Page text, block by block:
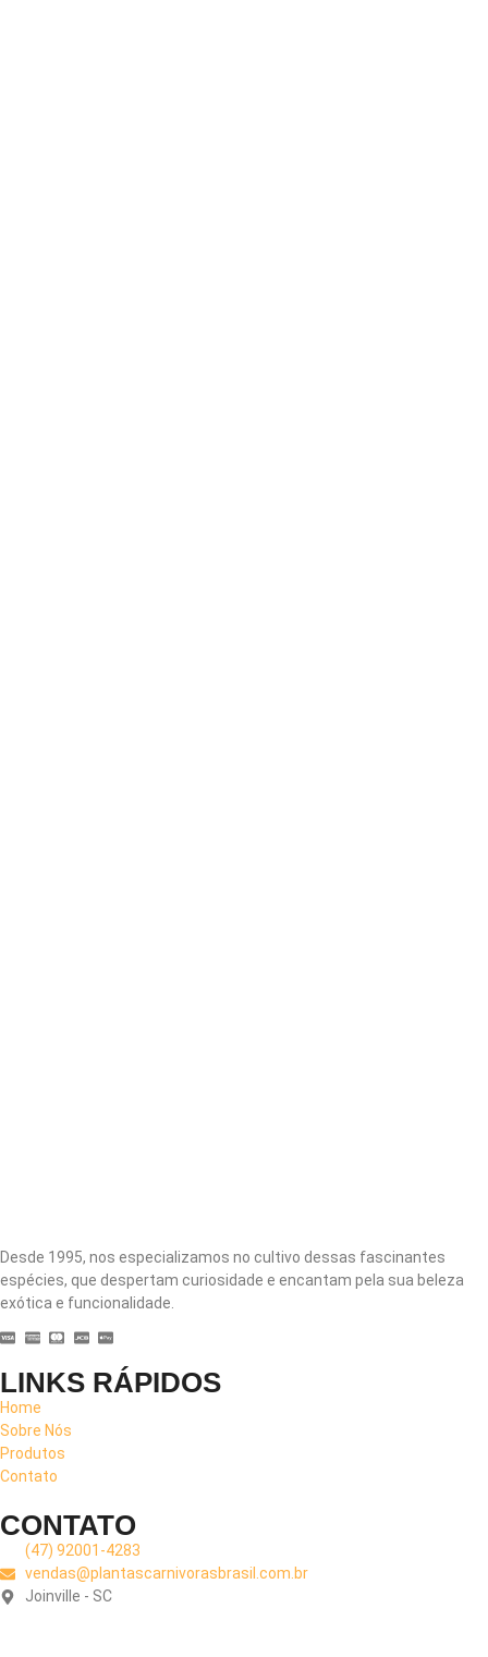
Desde 1995, nos especializamos no cultivo dessas fascinantes
espécies, que despertam curiosidade e encantam pela sua beleza
exótica e funcionalidade.
LINKS RÁPIDOS
Home
Sobre Nós
Produtos
Contato
CONTATO
(47) 92001-4283
vendas@plantascarnivorasbrasil.com.br
Joinville - SC